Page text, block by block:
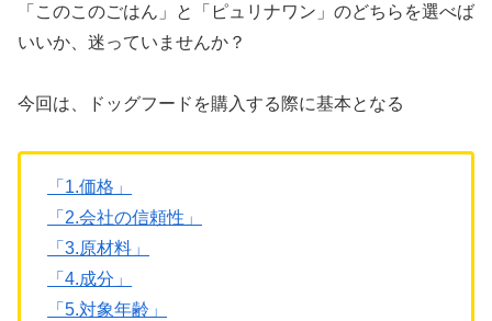
「このこのごはん」と「ピュリナワン」のどちらを選べば
いいか、迷っていませんか？
今回は、ドッグフードを購入する際に基本となる
「1.価格」
「2.会社の信頼性」
「3.原材料」
「4.成分」
「5.対象年齢」